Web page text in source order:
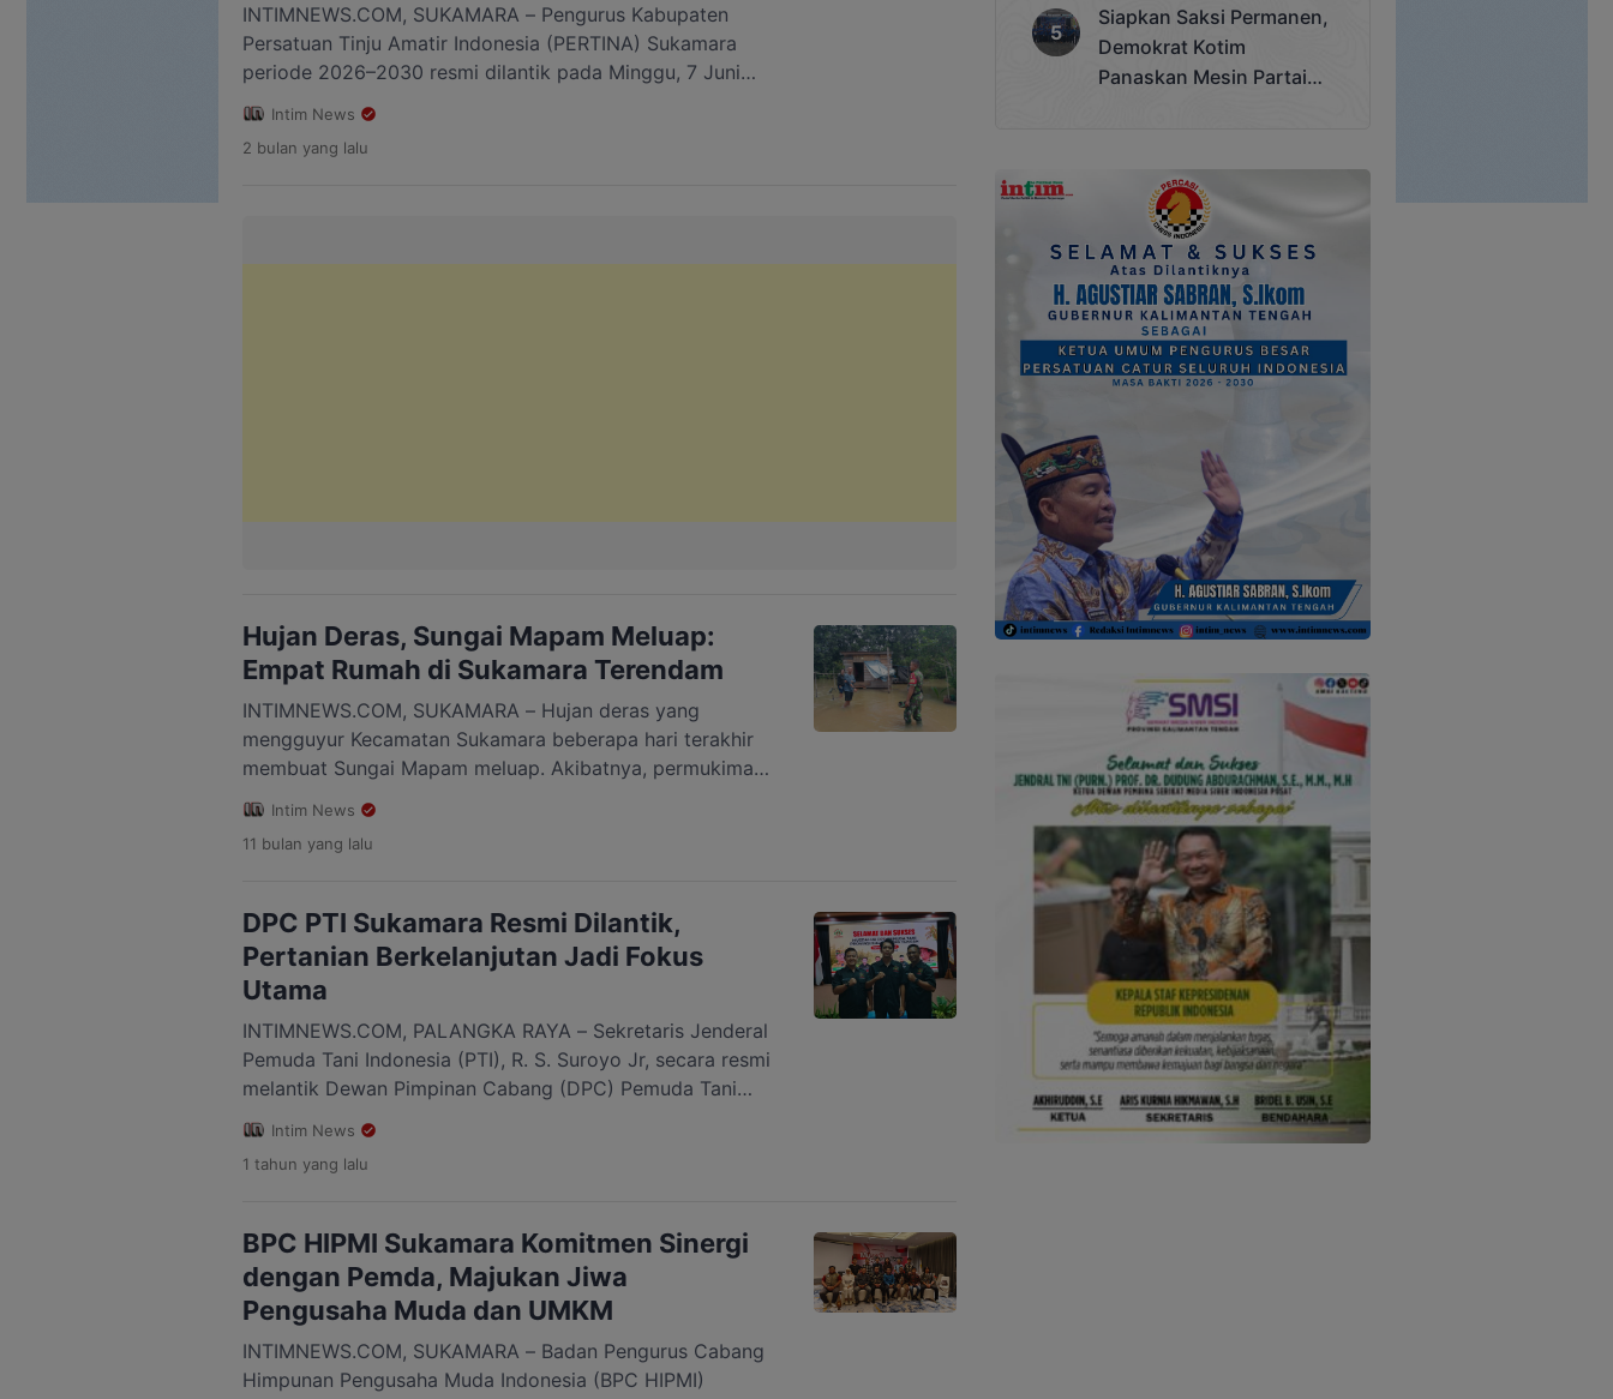
INTIMNEWS.COM, SUKAMARA – Pengurus Kabupaten
Persatuan Tinju Amatir Indonesia (PERTINA) Sukamara
periode 2026–2030 resmi dilantik pada Minggu, 7 Juni
2026. Pelantikan tersebut menjadi momentum awal bagi
kepengurusan baru untuk membangun pembinaan tinju
yang lebih terarah dan berorientasi prestasi. Dalam
Intim News
2 bulan yang lalu
Hujan Deras, Sungai Mapam Meluap:
Empat Rumah di Sukamara Terendam
INTIMNEWS.COM, SUKAMARA – Hujan deras yang
mengguyur Kecamatan Sukamara beberapa hari terakhir
membuat Sungai Mapam meluap. Akibatnya, permukiman
warga di Desa Petarikan ikut terdampak banjir pada Sabtu
(15/9). Sedikitnya empat rumah warga di dua RT
tergenang air dengan ketinggian 30 hingga 50 sentimeter.
keluarga yang merasakan […]
Intim News
11 bulan yang lalu
DPC PTI Sukamara Resmi Dilantik,
Pertanian Berkelanjutan Jadi Fokus
Utama
INTIMNEWS.COM, PALANGKA RAYA – Sekretaris Jenderal
Pemuda Tani Indonesia (PTI), R. S. Suroyo Jr, secara resmi
melantik Dewan Pimpinan Cabang (DPC) Pemuda Tani
Indonesia Kabupaten Sukamara pada Senin malam, 14 Juli
2025. Acara pelantikan yang digelar di Aula Jayang
Tingang, Kantor Gubernur Kalimantan Tengah (Kalteng),
Faili Surahman. […]
Intim News
1 tahun yang lalu
BPC HIPMI Sukamara Komitmen Sinergi
dengan Pemda, Majukan Jiwa
Pengusaha Muda dan UMKM
INTIMNEWS.COM, SUKAMARA – Badan Pengurus Cabang
Himpunan Pengusaha Muda Indonesia (BPC HIPMI)
Siapkan Saksi Permanen,
Demokrat Kotim
Panaskan Mesin Partai